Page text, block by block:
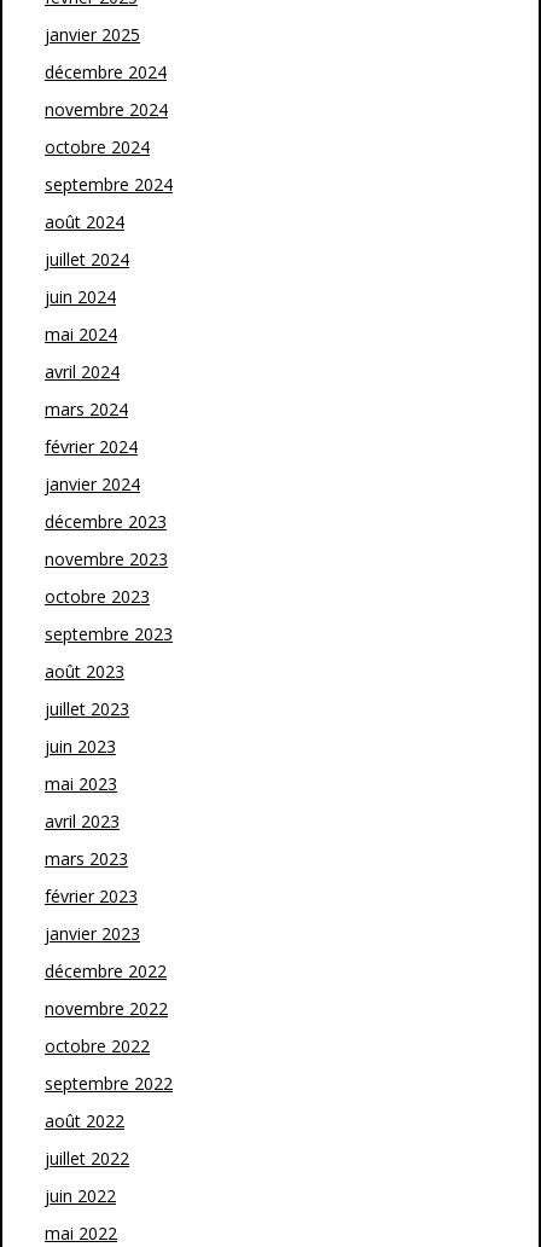
janvier 2025
décembre 2024
novembre 2024
octobre 2024
septembre 2024
août 2024
juillet 2024
juin 2024
mai 2024
avril 2024
mars 2024
février 2024
janvier 2024
décembre 2023
novembre 2023
octobre 2023
septembre 2023
août 2023
juillet 2023
juin 2023
mai 2023
avril 2023
mars 2023
février 2023
janvier 2023
décembre 2022
novembre 2022
octobre 2022
septembre 2022
août 2022
juillet 2022
juin 2022
mai 2022